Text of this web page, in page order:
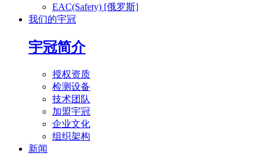
EAC(Safety) [俄罗斯]
我们的宇冠
宇冠简介
授权资质
检测设备
技术团队
加盟宇冠
企业文化
组织架构
新闻